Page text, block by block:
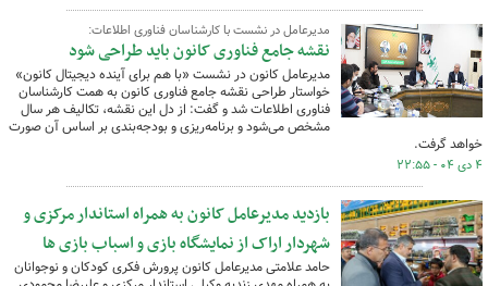
مدیرعامل در نشست با کارشناسان فناوری اطلاعات:
نقشه جامع فناوری کانون باید طراحی شود
مدیرعامل کانون در نشست «با هم برای آینده دیجیتال کانون»
خواستار طراحی نقشه جامع فناوری کانون به همت کارشناسان
فناوری اطلاعات شد و گفت: از دل این نقشه، تکالیف هر سال
مشخص می‌شود و برنامه‌ریزی و بودجه‌بندی بر اساس آن صورت
خواهد گرفت.
۴ دی ۰۴ - ۲۲:۵۵
بازدید مدیرعامل کانون به همراه استاندار مرکزی و
شهردار اراک از نمایشگاه بازی و اسباب بازی ها
حامد علامتی مدیرعامل کانون پرورش فکری کودکان و نوجوانان